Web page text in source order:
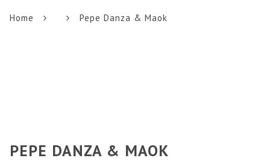
Home Pepe Danza & Maok
PEPE DANZA & MAOK